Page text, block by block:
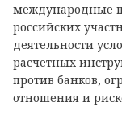
международные
российских
деятельности
расчетных
против банков,
отношения и